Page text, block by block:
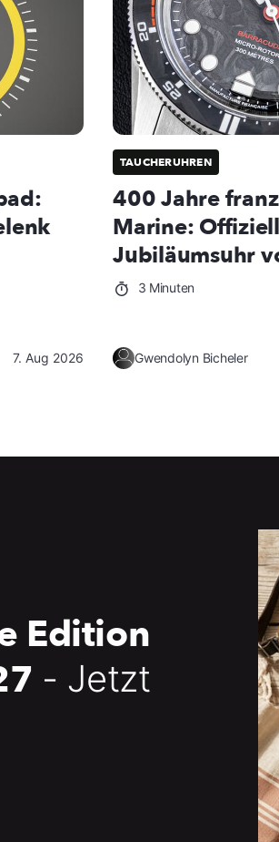
7. Aug 2026
TAUCHERUHREN
400 Jahre
Marine:
Jubiläumsuhr
3 Minuten
Gwendolyn Bicheler
Edition
- Jetzt